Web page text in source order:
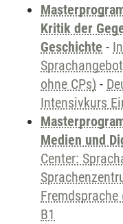
Kritik der
Geschichte -
ohne CPs) -
Intensivkurs
Medien und
Center:
B1